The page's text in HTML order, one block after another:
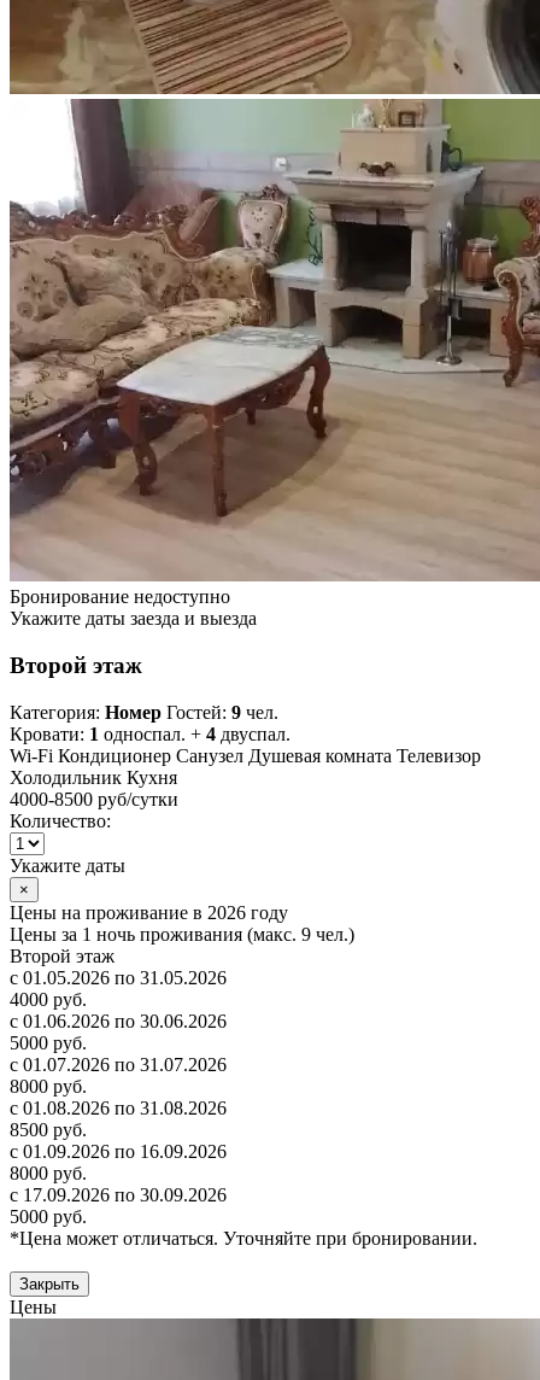
Бронирование недоступно
Укажите даты заезда и выезда
Второй этаж
Категория: Номер Гостей: 9 чел.
Кровати: 1 односпал. + 4 двуспал.
Wi-Fi Кондиционер Санузел Душевая комната Телевизор
Холодильник Кухня
4000-8500 руб/сутки
Количество:
Укажите даты
×
Цены на проживание в 2026 году
Цены за 1 ночь проживания (макс. 9 чел.)
Второй этаж
с 01.05.2026 по 31.05.2026
4000 руб.
с 01.06.2026 по 30.06.2026
5000 руб.
с 01.07.2026 по 31.07.2026
8000 руб.
с 01.08.2026 по 31.08.2026
8500 руб.
с 01.09.2026 по 16.09.2026
8000 руб.
с 17.09.2026 по 30.09.2026
5000 руб.
*Цена может отличаться. Уточняйте при бронировании.
Закрыть
Цены